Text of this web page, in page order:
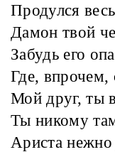
Продулся
Дамон твой
Забудь его
Где, впрочем,
Мой друг, ты
Ты никому
Ариста